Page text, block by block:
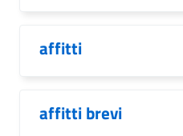
affitti
affitti brevi